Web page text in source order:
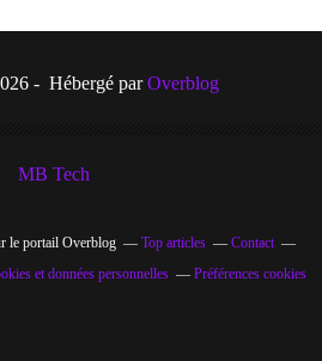
- Hébergé parOverblog
MB Tech
le portail Overblog Top articles
Contact
et données personnelles Préférences cookies